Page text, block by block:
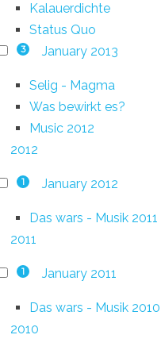
Kalauerdichte
Status Quo
3 January 2013
Selig - Magma
Was bewirkt es?
Music 2012
2012
1 January 2012
Das wars - Musik 2011
2011
1 January 2011
Das wars - Musik 2010
2010